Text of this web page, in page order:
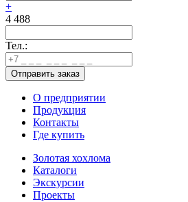
+
4 488
Тел.:
О предприятии
Продукция
Контакты
Где купить
Золотая хохлома
Каталоги
Экскурсии
Проекты